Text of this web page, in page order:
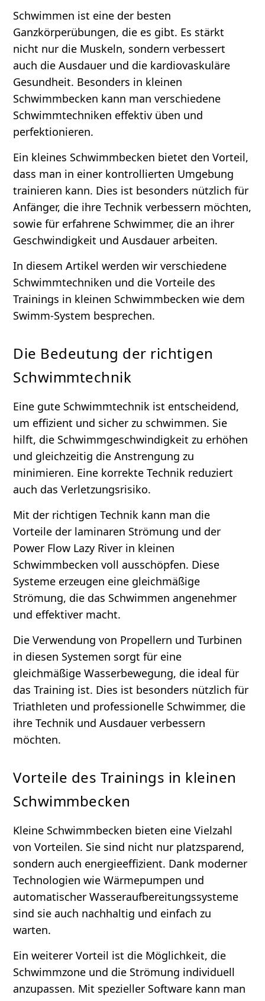
Schwimmen ist eine der besten
Ganzkörperübungen, die es gibt. Es stärkt
nicht nur die Muskeln, sondern verbessert
auch die Ausdauer und die kardiovaskuläre
Gesundheit. Besonders in kleinen
Schwimmbecken kann man verschiedene
Schwimmtechniken effektiv üben und
perfektionieren.
Ein kleines Schwimmbecken bietet den Vorteil,
dass man in einer kontrollierten Umgebung
trainieren kann. Dies ist besonders nützlich für
Anfänger, die ihre Technik verbessern möchten,
sowie für erfahrene Schwimmer, die an ihrer
Geschwindigkeit und Ausdauer arbeiten.
In diesem Artikel werden wir verschiedene
Schwimmtechniken und die Vorteile des
Trainings in kleinen Schwimmbecken wie dem
Swimm-System besprechen.
Die Bedeutung der richtigen
Schwimmtechnik
Eine gute Schwimmtechnik ist entscheidend,
um effizient und sicher zu schwimmen. Sie
hilft, die Schwimmgeschwindigkeit zu erhöhen
und gleichzeitig die Anstrengung zu
minimieren. Eine korrekte Technik reduziert
auch das Verletzungsrisiko.
Mit der richtigen Technik kann man die
Vorteile der laminaren Strömung und der
Power Flow Lazy River in kleinen
Schwimmbecken voll ausschöpfen. Diese
Systeme erzeugen eine gleichmäßige
Strömung, die das Schwimmen angenehmer
und effektiver macht.
Die Verwendung von Propellern und Turbinen
in diesen Systemen sorgt für eine
gleichmäßige Wasserbewegung, die ideal für
das Training ist. Dies ist besonders nützlich für
Triathleten und professionelle Schwimmer, die
ihre Technik und Ausdauer verbessern
möchten.
Vorteile des Trainings in kleinen
Schwimmbecken
Kleine Schwimmbecken bieten eine Vielzahl
von Vorteilen. Sie sind nicht nur platzsparend,
sondern auch energieeffizient. Dank moderner
Technologien wie Wärmepumpen und
automatischer Wasseraufbereitungssysteme
sind sie auch nachhaltig und einfach zu
warten.
Ein weiterer Vorteil ist die Möglichkeit, die
Schwimmzone und die Strömung individuell
anzupassen. Mit spezieller Software kann man